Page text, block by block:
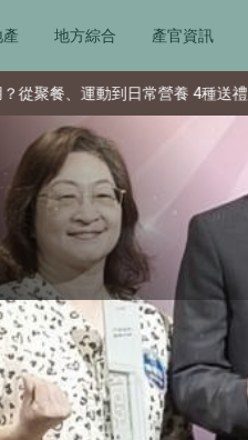
產 地方綜合 產官資訊
日常營養 4種送禮選擇一次看